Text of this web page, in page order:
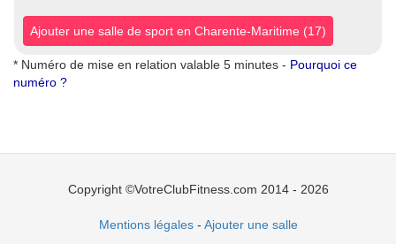
Ajouter une salle de sport en Charente-Maritime (17)
* Numéro de mise en relation valable 5 minutes - Pourquoi ce
numéro ?
Copyright ©VotreClubFitness.com 2014 - 2026
Mentions légales- Ajouter une salle